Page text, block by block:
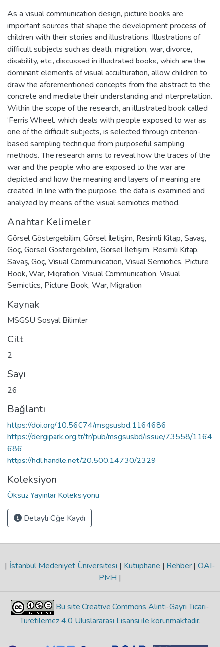
As a visual communication design, picture books are
important sources that shape the development process of
children with their stories and illustrations. Illustrations of
difficult subjects such as death, migration, war, divorce,
disability, etc., discussed in illustrated books, which are the
dominant elements of visual acculturation, allow children to
draw the aforementioned concepts from the abstract to the
concrete and mediate their understanding and interpretation.
Within the scope of the research, an illustrated book called
‘Ferris Wheel,’ which deals with people exposed to war as
one of the difficult subjects, is selected through criterion-
based sampling technique from purposeful sampling
methods. The research aims to reveal how the traces of the
war and the people who are exposed to the war are
depicted and how the meaning and layers of meaning are
created. In line with the purpose, the data is examined and
analyzed by means of the visual semiotics method.
Anahtar Kelimeler
Görsel Göstergebilim, Görsel İletişim, Resimli Kitap, Savaş,
Göç, Görsel Göstergebilim, Görsel İletişim, Resimli Kitap,
Savaş, Göç, Visual Communication, Visual Semiotics, Picture
Book, War, Migration, Visual Communication, Visual
Semiotics, Picture Book, War, Migration
Kaynak
MSGSÜ Sosyal Bilimler
Cilt
2
Sayı
26
Bağlantı
https://doi.org/10.56074/msgsusbd.1164686
https://dergipark.org.tr/tr/pub/msgsusbd/issue/73558/1164
686
https://hdl.handle.net/20.500.14730/2329
Koleksiyon
Öksüz Yayınlar Koleksiyonu
Detaylı Öğe Kaydı
| İstanbul Medeniyet Üniversitesi | Kütüphane | Rehber | OAI-
PMH |
Bu site Creative Commons Alıntı-Gayri Ticari-
Türetilemez 4.0 Uluslararası Lisansı ile korunmaktadır.